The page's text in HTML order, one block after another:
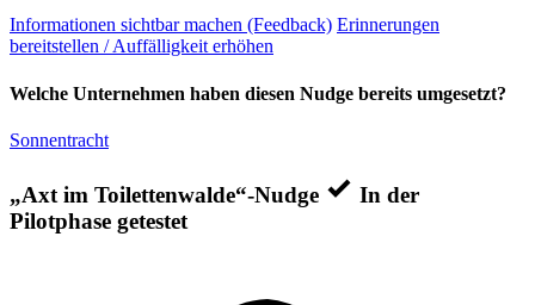
Informationen sichtbar machen (Feedback) Erinnerungen
bereitstellen / Auffälligkeit erhöhen
Welche Unternehmen haben diesen Nudge bereits umgesetzt?
Sonnentracht
„Axt im Toilettenwalde“-Nudge
In der
Pilotphase getestet